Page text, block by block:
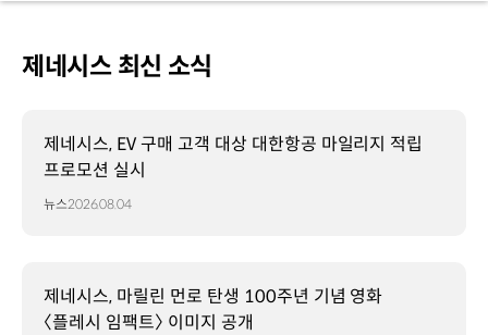
제네시스 최신 소식
제네시스, EV 구매 고객 대상 대한항공 마일리지 적립
프로모션 실시
뉴스2026.08.04
제네시스, 마릴린 먼로 탄생 100주년 기념 영화
〈플레시 임팩트〉 이미지 공개